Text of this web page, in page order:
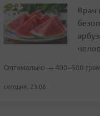
Врач
Оптимально — 400–500
сегодня, 23:06